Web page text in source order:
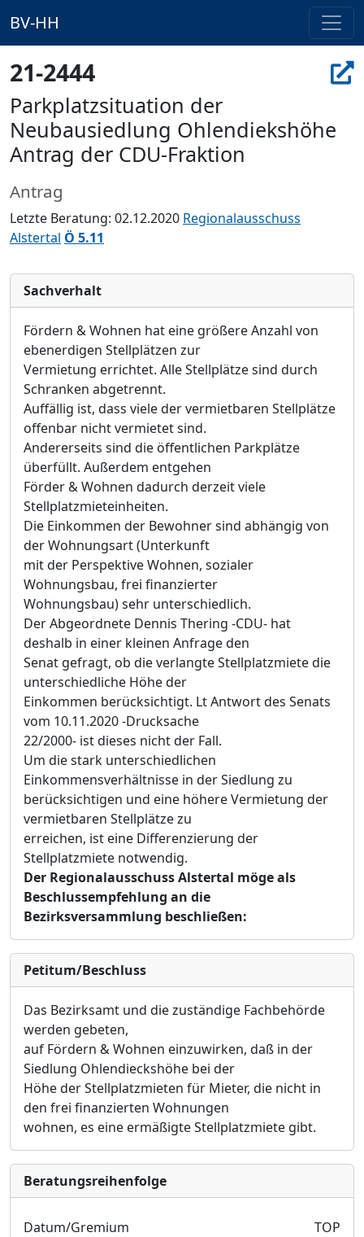
BV-HH
21-2444
Parkplatzsituation der
Neubausiedlung Ohlendiekshöhe
Antrag der CDU-Fraktion
Antrag
Letzte Beratung: 02.12.2020 Regionalausschuss
Alstertal Ö 5.11
Sachverhalt
Fördern & Wohnen hat eine größere Anzahl von
ebenerdigen Stellplätzen zur
Vermietung errichtet. Alle Stellplätze sind durch
Schranken abgetrennt.
Auffällig ist, dass viele der vermietbaren Stellplätze
offenbar nicht vermietet sind.
Andererseits sind die öffentlichen Parkplätze
überfüllt. Außerdem entgehen
Förder & Wohnen dadurch derzeit viele
Stellplatzmieteinheiten.
Die Einkommen der Bewohner sind abhängig von
der Wohnungsart (Unterkunft
mit der Perspektive Wohnen, sozialer
Wohnungsbau, frei finanzierter
Wohnungsbau) sehr unterschiedlich.
Der Abgeordnete Dennis Thering -CDU- hat
deshalb in einer kleinen Anfrage den
Senat gefragt, ob die verlangte Stellplatzmiete die
unterschiedliche Höhe der
Einkommen berücksichtigt. Lt Antwort des Senats
vom 10.11.2020 -Drucksache
22/2000- ist dieses nicht der Fall.
Um die stark unterschiedlichen
Einkommensverhältnisse in der Siedlung zu
berücksichtigen und eine höhere Vermietung der
vermietbaren Stellplätze zu
erreichen, ist eine Differenzierung der
Stellplatzmiete notwendig.
Der Regionalausschuss Alstertal möge als
Beschlussempfehlung an die
Bezirksversammlung beschließen:
Petitum/Beschluss
Das Bezirksamt und die zuständige Fachbehörde
werden gebeten,
auf Fördern & Wohnen einzuwirken, daß in der
Siedlung Ohlendieckshöhe bei der
Höhe der Stellplatzmieten für Mieter, die nicht in
den frei finanzierten Wohnungen
wohnen, es eine ermäßigte Stellplatzmiete gibt.
Bera­tungs­reihen­folge
Datum/Gremium
TOP